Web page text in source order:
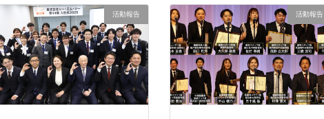
活動報告 活動報告